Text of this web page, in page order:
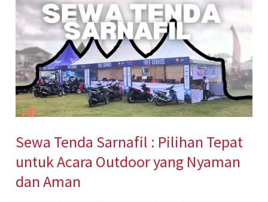
Sewa Tenda Sarnafil : Pilihan Tepat
untuk Acara Outdoor yang Nyaman
dan Aman
Tenda
Sarnafil
:
Pilihan
Tepat
untuk
Outdoor
yang
Nyaman